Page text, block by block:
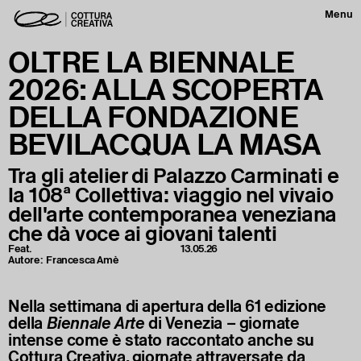
Menu
OLTRE LA BIENNALE
2026: ALLA SCOPERTA
DELLA FONDAZIONE
BEVILACQUA LA MASA
Tra gli atelier di Palazzo Carminati e
la 108ª Collettiva: viaggio nel vivaio
dell'arte contemporanea veneziana
che dà voce ai giovani talenti
Feat.
Autore: Francesca Amè
13.05.26
Nella settimana di apertura della 61 edizione
della Biennale Artedi Venezia – giornate
intense come è stato raccontato anche su